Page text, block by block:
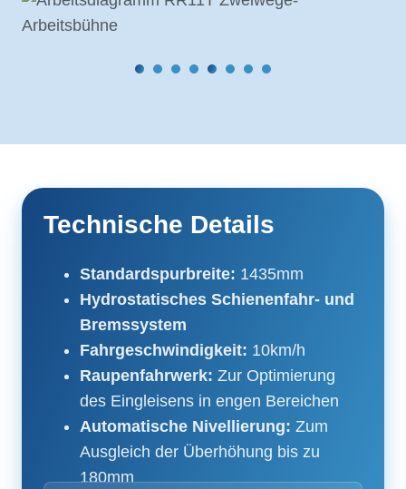
Technische Details
Standardspurbreite: 1435mm
Hydrostatisches Schienenfahr- und
Bremssystem
Fahrgeschwindigkeit: 10km/h
Raupenfahrwerk: Zur Optimierung
des Eingleisens in engen Bereichen
Automatische Nivellierung: Zum
Ausgleich der Überhöhung bis zu
180mm